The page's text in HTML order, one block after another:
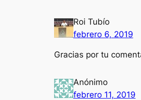
Roi Tubío
febrero 6, 2019
Gracias por tu
Anónimo
febrero 11, 2019